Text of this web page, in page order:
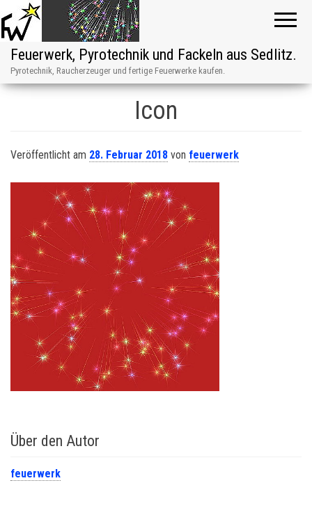
Feuerwerk, Pyrotechnik und Fackeln aus Sedlitz.
Pyrotechnik, Raucherzeuger und fertige Feuerwerke kaufen.
Icon
Veröffentlicht am 28. Februar 2018 von feuerwerk
Über den Autor
feuerwerk